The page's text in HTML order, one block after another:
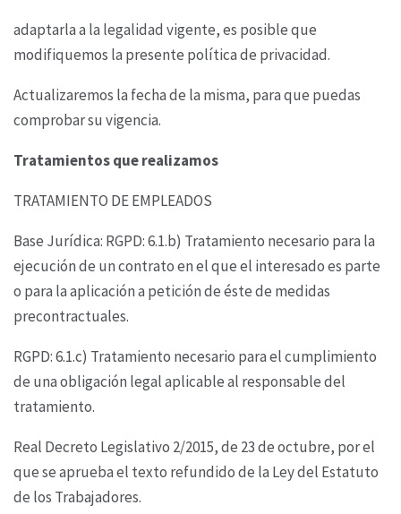
adaptarla a la legalidad vigente, es posible que
modifiquemos la presente política de privacidad.
Actualizaremos la fecha de la misma, para que puedas
comprobar su vigencia.
Tratamientos que realizamos
TRATAMIENTO DE EMPLEADOS
Base Jurídica: RGPD: 6.1.b) Tratamiento necesario para la
ejecución de un contrato en el que el interesado es parte
o para la aplicación a petición de éste de medidas
precontractuales.
RGPD: 6.1.c) Tratamiento necesario para el cumplimiento
de una obligación legal aplicable al responsable del
tratamiento.
Real Decreto Legislativo 2/2015, de 23 de octubre, por el
que se aprueba el texto refundido de la Ley del Estatuto
de los Trabajadores.